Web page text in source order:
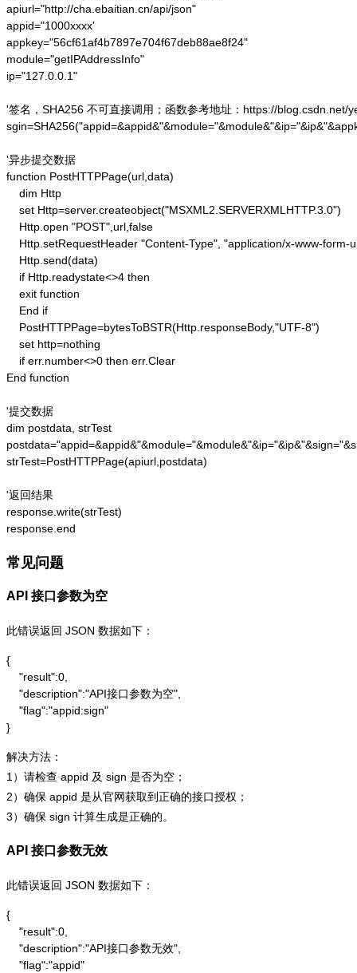
apiurl="http://cha.ebaitian.cn/api/json"
appid="1000xxxx'
appkey="56cf61af4b7897e704f67deb88ae8f24"
module="getIPAddressInfo"
ip="127.0.0.1"
'签名，SHA256 不可直接调用；函数参考地址：https://blog.csdn.net/
'异步提交数据
function PostHTTPPage(url,data)
    dim Http
    set Http=server.createobject("MSXML2.SERVERXMLHTTP.3.0")
    Http.open "POST",url,false
Http.setRequestHeader "Content-Type", "application/x-www-form-
    Http.send(data)
    if Http.readystate<>4 then
    exit function
    End if
    PostHTTPPage=bytesToBSTR(Http.responseBody,"UTF-8")
    set http=nothing
    if err.number<>0 then err.Clear
End function
'提交数据
dim postdata, strTest
strTest=PostHTTPPage(apiurl,postdata)
'返回结果
response.write(strTest)
response.end
常见问题
API 接口参数为空
此错误返回 JSON 数据如下：
{
    "result":0,
    "description":"API接口参数为空",
    "flag":"appid:sign"
}
解决方法：
1）请检查 appid 及 sign 是否为空；
2）确保 appid 是从官网获取到正确的接口授权；
3）确保 sign 计算生成是正确的。
API 接口参数无效
此错误返回 JSON 数据如下：
{
    "result":0,
    "description":"API接口参数无效",
    "flag":"appid"